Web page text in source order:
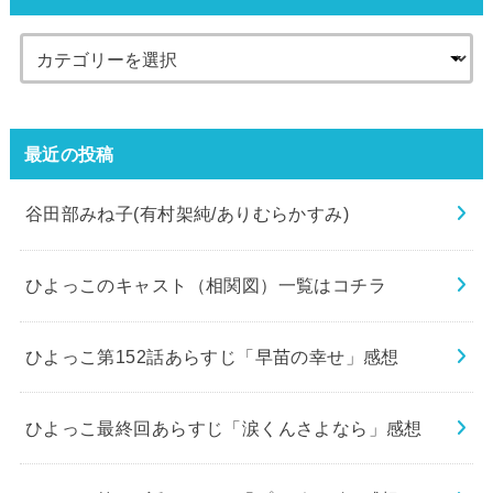
最近の投稿
谷田部みね子(有村架純/ありむらかすみ)
ひよっこのキャスト（相関図）一覧はコチラ
ひよっこ第152話あらすじ「早苗の幸せ」感想
ひよっこ最終回あらすじ「涙くんさよなら」感想